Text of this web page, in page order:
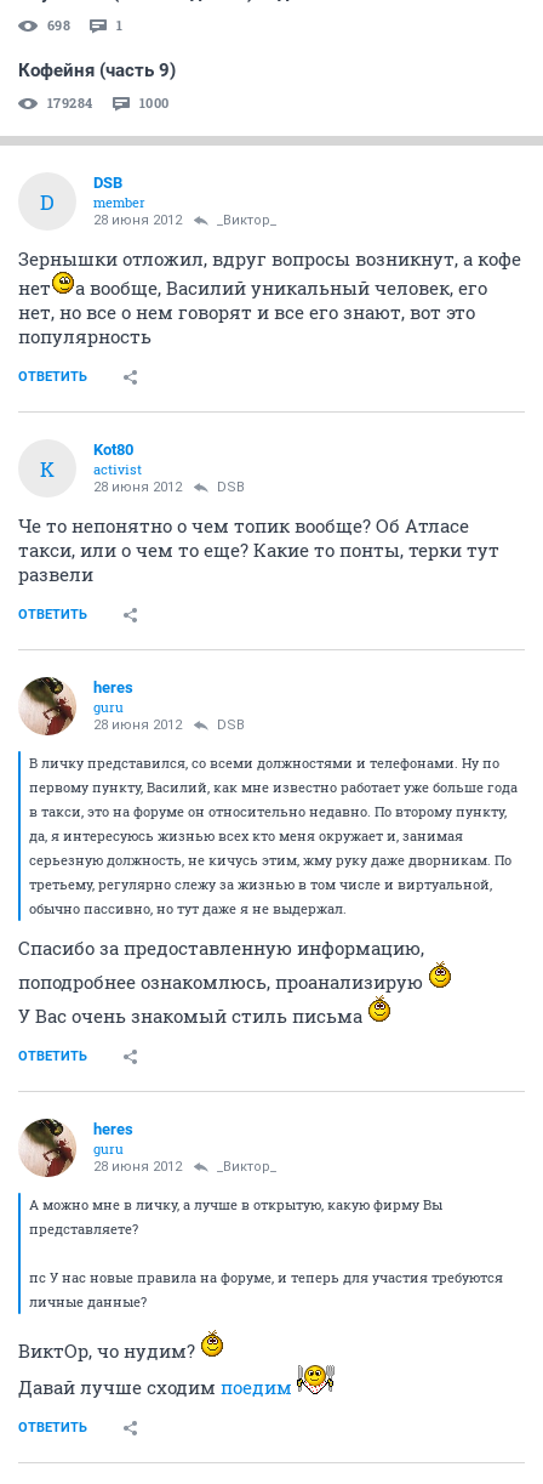
698 1
Кофейня (часть 9)
179284 1000
D
DSB
member
28 июня 2012 _Виктор_
Зернышки отложил, вдруг вопросы возникнут, а кофе
нет
а вообще, Василий уникальный человек, его
нет, но все о нем говорят и все его знают, вот это
популярность
ОТВЕТИТЬ
K
Kot80
activist
28 июня 2012 DSB
Че то непонятно о чем топик вообще? Об Атласе
такси, или о чем то еще? Какие то понты, терки тут
развели
ОТВЕТИТЬ
heres
guru
28 июня 2012 DSB
В личку представился, со всеми должностями и телефонами. Ну по
первому пункту, Василий, как мне известно работает уже больше года
в такси, это на форуме он относительно недавно. По второму пункту,
да, я интересуюсь жизнью всех кто меня окружает и, занимая
серьезную должность, не кичусь этим, жму руку даже дворникам. По
третьему, регулярно слежу за жизнью в том числе и виртуальной,
обычно пассивно, но тут даже я не выдержал.
Спасибо за предоставленную информацию,
поподробнее ознакомлюсь, проанализирую
У Вас очень знакомый стиль письма
ОТВЕТИТЬ
heres
guru
28 июня 2012 _Виктор_
А можно мне в личку, а лучше в открытую, какую фирму Вы
представляете?
пс У нас новые правила на форуме, и теперь для участия требуются
личные данные?
ВиктОр, чо нудим?
Давай лучше сходим поедим
ОТВЕТИТЬ